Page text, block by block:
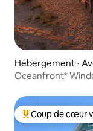
Hébergement ⋅
Oceanfront*
Coups de cœur
Coup de cœur